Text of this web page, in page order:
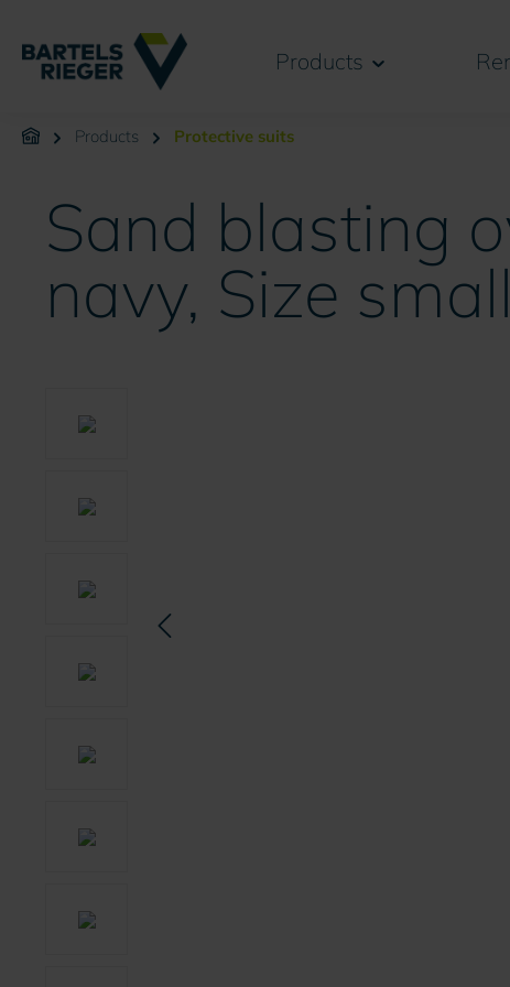
Products
Products Protective suits
Sand blasting
navy, Size small